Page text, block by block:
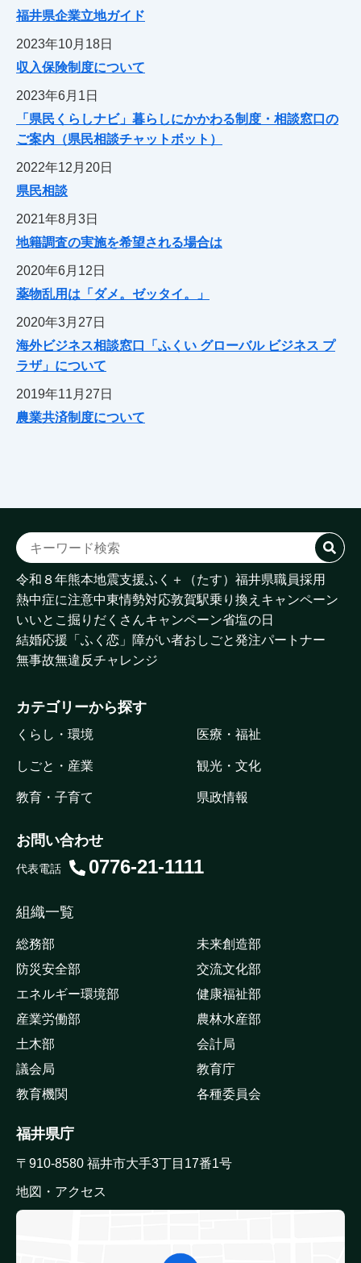
福井県企業立地ガイド
2023年10月18日
収入保険制度について
2023年6月1日
「県民くらしナビ」暮らしにかかわる制度・相談窓口の
ご案内（県民相談チャットボット）
2022年12月20日
県民相談
2021年8月3日
地籍調査の実施を希望される場合は
2020年6月12日
薬物乱用は「ダメ。ゼッタイ。」
2020年3月27日
海外ビジネス相談窓口「ふくい グローバル ビジネス プ
ラザ」について
2019年11月27日
農業共済制度について
令和８年熊本地震支援ふく＋（たす） 福井県職員採用
熱中症に注意中東情勢対応敦賀駅乗り換えキャンペーン
いいとこ掘りだくさんキャンペーン省塩の日
結婚応援「ふく恋」 障がい者おしごと発注パートナー
無事故無違反チャレンジ
カテゴリーから探す
くらし・環境 医療・福祉
しごと・産業 観光・文化
教育・子育て 県政情報
お問い合わせ
代表電話 0776-21-1111
組織一覧
総務部
未来創造部
防災安全部
交流文化部
エネルギー環境部
健康福祉部
産業労働部
農林水産部
土木部
会計局
議会局
教育庁
教育機関
各種委員会
福井県庁
〒910-8580 福井市大手3丁目17番1号
地図・アクセス